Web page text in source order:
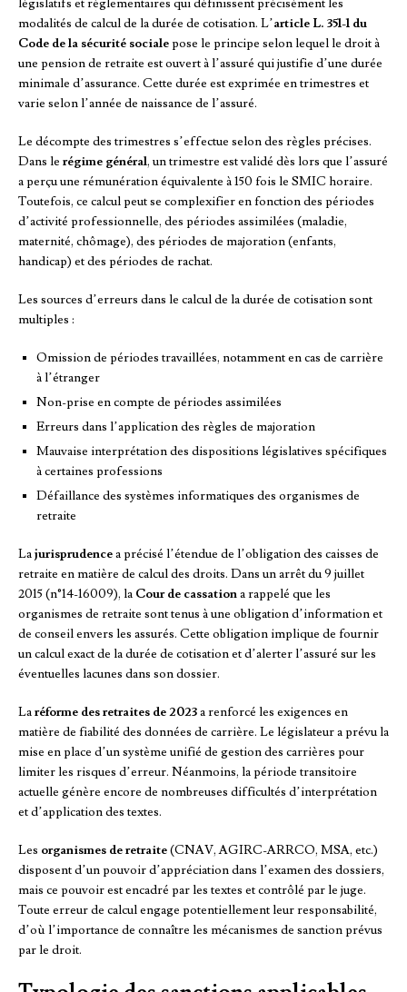
législatifs et réglementaires qui définissent précisément les
modalités de calcul de la durée de cotisation. L’article L. 351-1 du
Code de la sécurité socialepose le principe selon lequel le droit à
une pension de retraite est ouvert à l’assuré qui justifie d’une durée
minimale d’assurance. Cette durée est exprimée en trimestres et
varie selon l’année de naissance de l’assuré.
Le décompte des trimestres s’effectue selon des règles précises.
Dans le régime général, un trimestre est validé dès lors que l’assuré
a perçu une rémunération équivalente à 150 fois le SMIC horaire.
Toutefois, ce calcul peut se complexifier en fonction des périodes
d’activité professionnelle, des périodes assimilées (maladie,
maternité, chômage), des périodes de majoration (enfants,
handicap) et des périodes de rachat.
Les sources d’erreurs dans le calcul de la durée de cotisation sont
multiples :
Omission de périodes travaillées, notamment en cas de carrière
à l’étranger
Non-prise en compte de périodes assimilées
Erreurs dans l’application des règles de majoration
Mauvaise interprétation des dispositions législatives spécifiques
à certaines professions
Défaillance des systèmes informatiques des organismes de
retraite
Lajurisprudencea précisé l’étendue de l’obligation des caisses de
retraite en matière de calcul des droits. Dans un arrêt du 9 juillet
2015 (n°14-16009), la Cour de cassationa rappelé que les
organismes de retraite sont tenus à une obligation d’information et
de conseil envers les assurés. Cette obligation implique de fournir
un calcul exact de la durée de cotisation et d’alerter l’assuré sur les
éventuelles lacunes dans son dossier.
Laréforme des retraites de 2023a renforcé les exigences en
matière de fiabilité des données de carrière. Le législateur a prévu la
mise en place d’un système unifié de gestion des carrières pour
limiter les risques d’erreur. Néanmoins, la période transitoire
actuelle génère encore de nombreuses difficultés d’interprétation
et d’application des textes.
Les organismes de retraite(CNAV, AGIRC-ARRCO, MSA, etc.)
disposent d’un pouvoir d’appréciation dans l’examen des dossiers,
mais ce pouvoir est encadré par les textes et contrôlé par le juge.
Toute erreur de calcul engage potentiellement leur responsabilité,
d’où l’importance de connaître les mécanismes de sanction prévus
par le droit.